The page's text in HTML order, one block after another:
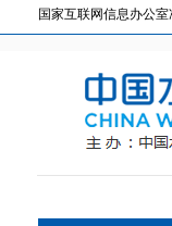
国家互联网信息办公